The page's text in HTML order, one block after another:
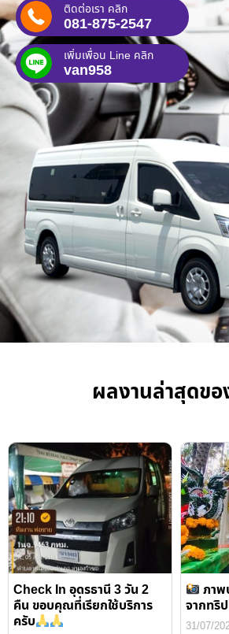
ติดต่อเรา คลิก
081-875-2547
เพิ่มเพื่อน Line คลิก
van958
ผลงานล่าสุดขอ
Check In อุดรธานี 3 วัน 2
คืน ขอบคุณที่เรียกใช้บริการ
ครับ
ภาพ
จากทริ
31/07/